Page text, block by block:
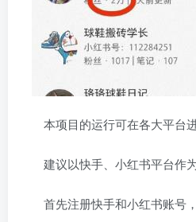
本项目的运行可在各大平台
建议以快手、小红书平台作
首先注册快手和小红书账号，